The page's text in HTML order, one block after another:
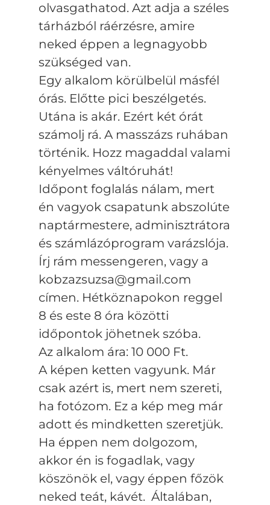
olvasgathatod. Azt adja a széles
tárházból ráérzésre, amire
neked éppen a legnagyobb
szükséged van.
Egy alkalom körülbelül másfél
órás. Előtte pici beszélgetés.
Utána is akár. Ezért két órát
számolj rá. A masszázs ruhában
történik. Hozz magaddal valami
kényelmes váltóruhát!
Időpont foglalás nálam, mert
én vagyok csapatunk abszolúte
naptármestere, adminisztrátora
és számlázóprogram varázslója.
Írj rám messengeren, vagy a
kobzazsuzsa@gmail.com
címen. Hétköznapokon reggel
8 és este 8 óra közötti
időpontok jöhetnek szóba.
Az alkalom ára: 10 000 Ft.
A képen ketten vagyunk. Már
csak azért is, mert nem szereti,
ha fotózom. Ez a kép meg már
adott és mindketten szeretjük.
Ha éppen nem dolgozom,
akkor én is fogadlak, vagy
köszönök el, vagy éppen főzök
neked teát, kávét. Általában,